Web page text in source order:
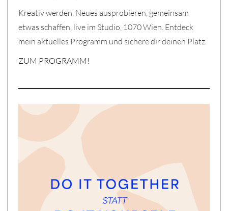
Kreativ werden, Neues ausprobieren, gemeinsam
etwas schaffen, live im Studio, 1070 Wien. Entdeck
mein aktuelles Programm und sichere dir deinen Platz.
ZUM PROGRAMM!